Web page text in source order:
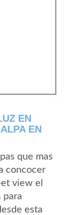
EN
EN
que mas
concocer
view el
para
esta